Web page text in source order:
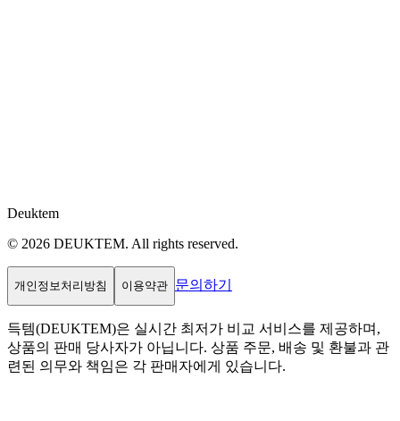
Deuktem
© 2026 DEUKTEM. All rights reserved.
개인정보처리방침 이용약관 문의하기
득템(DEUKTEM)은 실시간 최저가 비교 서비스를 제공하며,
상품의 판매 당사자가 아닙니다. 상품 주문, 배송 및 환불과 관
련된 의무와 책임은 각 판매자에게 있습니다.